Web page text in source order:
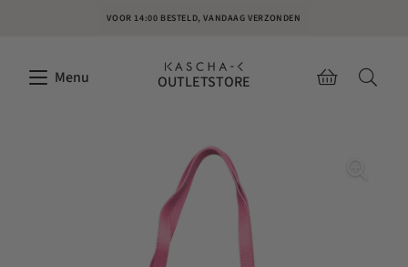
VOOR 14:00 BESTELD, VANDAAG VERZONDEN
Menu OUTLETSTORE